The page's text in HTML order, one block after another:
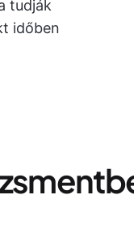
tudják
időben